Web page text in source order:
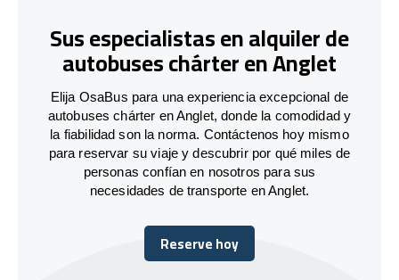
Sus especialistas en alquiler de
autobuses chárter en Anglet
Elija OsaBus para una experiencia excepcional de
autobuses chárter en Anglet, donde la comodidad y
la fiabilidad son la norma. Contáctenos hoy mismo
para reservar su viaje y descubrir por qué miles de
personas confían en nosotros para sus
necesidades de transporte en Anglet.
Reserve hoy
Reserve hoy